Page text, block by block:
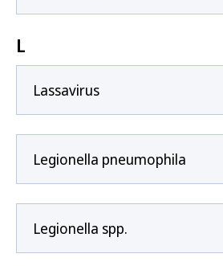
L
Lassavirus
Legionella pneumophila
Legionella spp.